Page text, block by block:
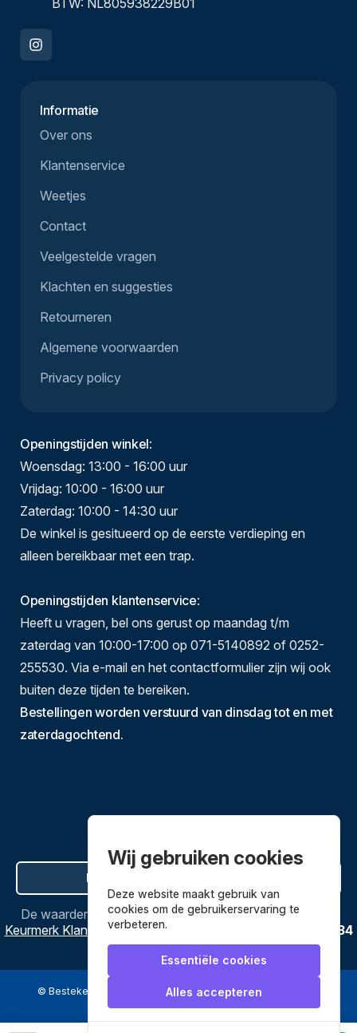
BTW: NL805938229B01
Informatie
Over ons
Klantenservice
Weetjes
Contact
Veelgestelde vragen
Klachten en suggesties
Retourneren
Algemene voorwaarden
Privacy policy
Openingstijden winkel:
Woensdag: 13:00 - 16:00 uur
Vrijdag: 10:00 - 16:00 uur
Zaterdag: 10:00 - 14:30 uur
De winkel is gesitueerd op de eerste verdieping en
alleen bereikbaar met een trap.
Openingstijden klantenservice:
Heeft u vragen, bel ons gerust op maandag t/m
zaterdag van 10:00-17:00 op 071-5140892 of 0252-
255530. Via e-mail en het contactformulier zijn wij ook
buiten deze tijden te bereiken.
Bestellingen worden verstuurd van dinsdag tot en met
zaterdagochtend.
Hier de overeenkomst ontbinden
De waardering vanBestekenpannen.nlbijWebwinkel
Keurmerk Klantbeoordelingen
3634
reviews.
© Bestekenpannen.nl 2026 een webshop van
Wij gebruiken cookies
Deze website maakt gebruik van
cookies om de gebruikerservaring te
verbeteren.
Essentiële cookies
Alles accepteren